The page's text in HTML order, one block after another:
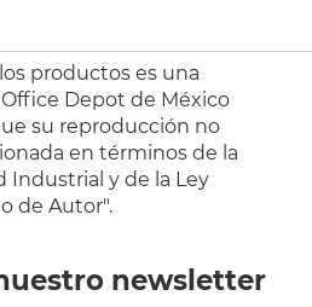
productos es una
Depot de México
su reproducción no
en términos de la
Industrial y de la Ley
de Autor".
newsletter